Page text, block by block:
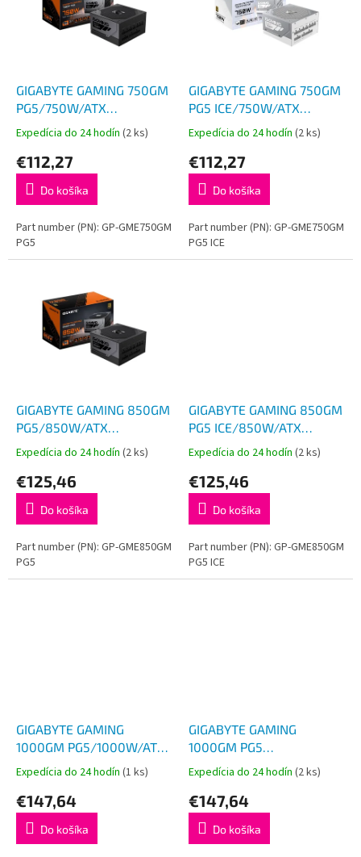
GIGABYTE GAMING 750GM
PG5/750W/ATX
3.1/90%/Modular/Retail
Expedícia do 24 hodín (2 ks)
€112,27
Do košíka
Part number (PN): GP-GME750GM
PG5
GIGABYTE GAMING 750GM
PG5 ICE/750W/ATX
3.1/90%/Modular/Retail
Expedícia do 24 hodín (2 ks)
€112,27
Do košíka
Part number (PN): GP-GME750GM
PG5 ICE
GIGABYTE GAMING 850GM
PG5/850W/ATX
3.1/90%/Modular/Retail
Expedícia do 24 hodín (2 ks)
€125,46
Do košíka
Part number (PN): GP-GME850GM
PG5
GIGABYTE GAMING 850GM
PG5 ICE/850W/ATX
3.1/90%/Modular/Retail
Expedícia do 24 hodín (2 ks)
€125,46
Do košíka
Part number (PN): GP-GME850GM
PG5 ICE
GIGABYTE GAMING
1000GM PG5/1000W/ATX
3.1/90%/Modular/Retail
Expedícia do 24 hodín (1 ks)
€147,64
Do košíka
GIGABYTE GAMING
1000GM PG5
ICE/1000W/ATX
3.1/90%/Modular/Retail
Expedícia do 24 hodín (2 ks)
€147,64
Do košíka